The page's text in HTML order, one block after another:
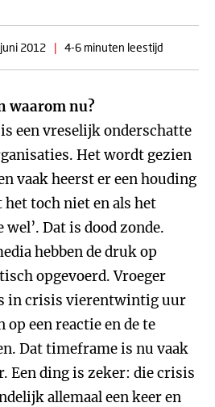
2012 | 4-6 minuten leestijd
waarom nu?
een vreselijk onderschatte
Het wordt gezien
vaak heerst er een houding
het toch niet en als het
Dat is dood zonde.
hebben de druk op
opgevoerd. Vroeger
in crisis vierentwintig uur
een reactie en de te
Dat timeframe is nu vaak
Een ding is zeker: die crisis
allemaal een keer en